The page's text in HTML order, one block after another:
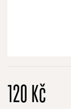
120 Kč